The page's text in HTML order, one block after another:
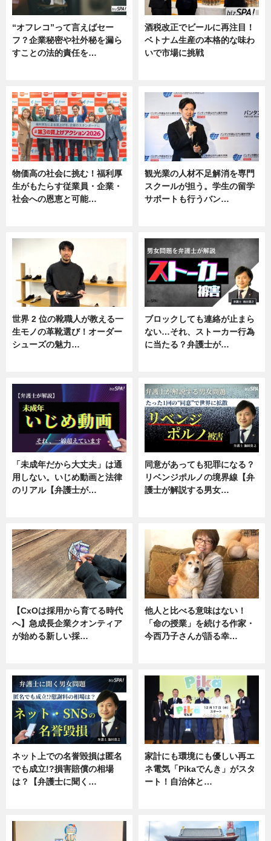
“オフレコ”って言えばセー
フ？企業秘密や社外秘を漏ら
すことの法的責任を…
酒税改正でビールに再注目！
ベトナム生産の本格的な味わ
いで市場に挑戦
物価高の社会に挑む！福利厚
生がもたらす従業員・企業・
社会への恩恵と可能…
観光業の人材不足解消を専門
スクールが担う。学生の留学
サポートも行うバン…
世界 2 位の靴職人が教える一
生モノの革靴選び！オーダー
シューズの魅力…
ブロックしても連絡が止まら
ない…それ、ストーカー行為
に当たる？弁護士が…
「未成年だから大丈夫」は通
用しない。いじめ動画と法律
のリアル【弁護士が…
同意があっても犯罪になる？
リベンジポルノの境界線【弁
護士が解説する男女…
【CxOは採用から育てる時代
へ】急成長企業クオンティア
が始める新しい採…
他人と比べる意味はない！
「命の授業」を続ける作家・
今西乃子さんが語る幸…
ネット上での名誉毀損は匿名
でも成立!?損害賠償の相場
は？【弁護士に聞く…
家計にも環境にも優しい再エ
ネ電気「Pikaでんき」がスタ
ート！自治体と…